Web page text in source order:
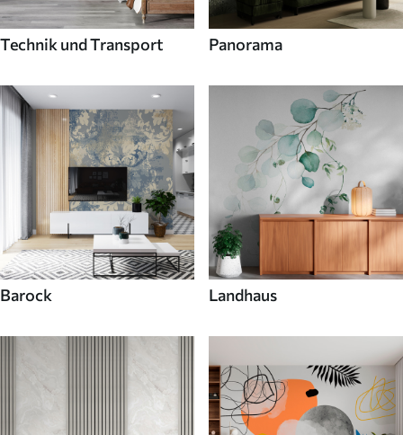
Technik und Transport Panorama
Barock Landhaus